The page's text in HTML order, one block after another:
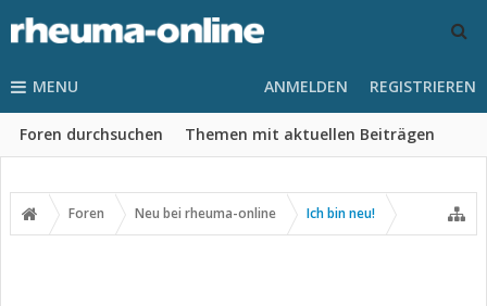
MENU
Foren durchsuchen Themen mit aktuellen Beiträgen
ANMELDEN REGISTRIEREN
Foren Neu bei rheuma-online Ich bin neu!